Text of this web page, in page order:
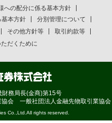
への配分に係る基本方針
本方針
分別管理について
その他方針等
取引約款等
だくために
務局長(金商)第15号
会 一般社団法人金融先物取引業協会
Co.,Ltd.All rights reserved.